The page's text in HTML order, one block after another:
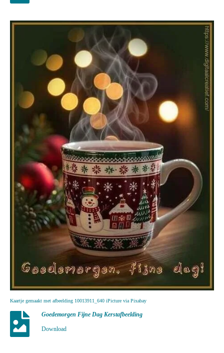
Kaartje gemaakt met afbeelding 10013911_640 iPicture via Pixabay
Goedemorgen Fijne Dag Kerstafbeelding
Download